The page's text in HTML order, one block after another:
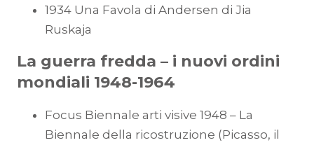
1934 Una Favola di Andersen di Jia
Ruskaja
La guerra fredda – i nuovi ordini
mondiali 1948-1964
Focus Biennale arti visive 1948 – La
Biennale della ricostruzione (Picasso, il